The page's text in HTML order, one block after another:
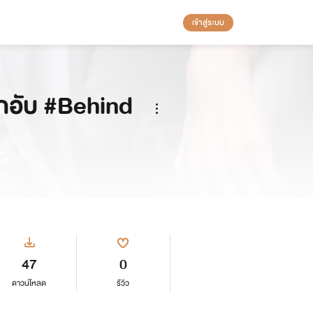
เข้าสู่ระบบ
บ #Behind
47
ดาวน์โหลด
0
รีวิว